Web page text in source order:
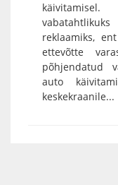
reklaamiks,
ettevõtte
põhjendatud
auto
keskekraanile...